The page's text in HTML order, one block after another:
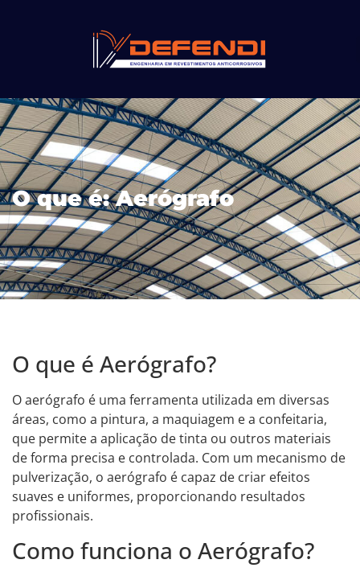
O que é: Aerógrafo
O que é Aerógrafo?
O aerógrafo é uma ferramenta utilizada em diversas
áreas, como a pintura, a maquiagem e a confeitaria,
que permite a aplicação de tinta ou outros materiais
de forma precisa e controlada. Com um mecanismo de
pulverização, o aerógrafo é capaz de criar efeitos
suaves e uniformes, proporcionando resultados
profissionais.
Como funciona o Aerógrafo?